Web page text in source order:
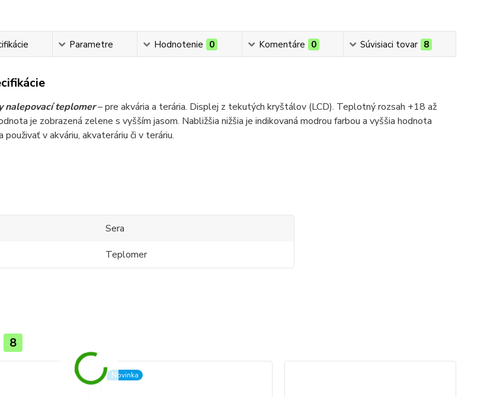
Parametre Hodnotenie 0 Komentáre 0 Súvisiaci tovar 8
nalepovací teplomer– pre akvária a terária. Displej z tekutých kryštálov (LCD). Teplotný rozsah +18 až
je zobrazená zelene s vyšším jasom. Nabližšia nižšia je indikovaná modrou farbou a vyššia hodnota
použivať v akváriu, akvateráriu či v teráriu.
Sera
Teplomer
8
Novinka